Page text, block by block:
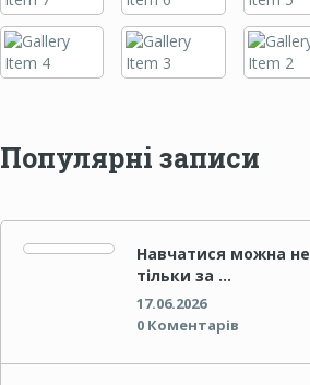
Популярні записи
Навчатися можна не
тільки за …
17.06.2026
0 Коментарів